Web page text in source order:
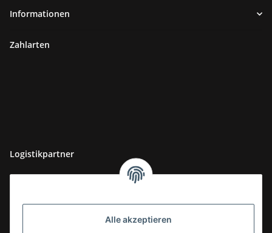
Alle akzeptieren
Informationen
Zahlarten
Logistikpartner